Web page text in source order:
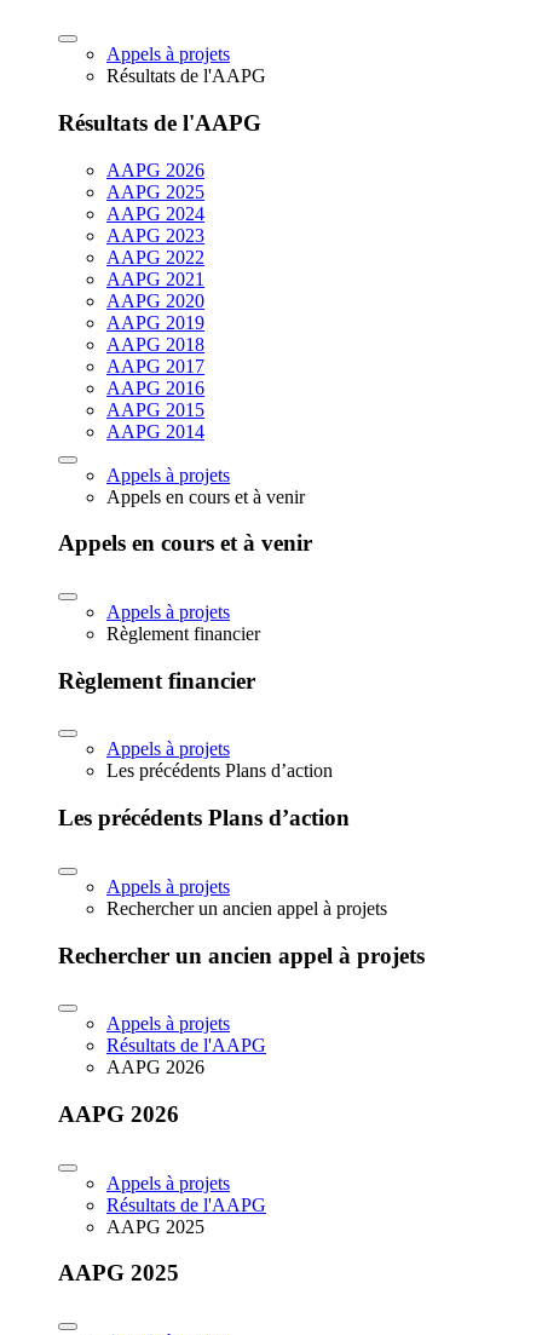
Appels à projets
Résultats de l'AAPG
Résultats de l'AAPG
AAPG 2026
AAPG 2025
AAPG 2024
AAPG 2023
AAPG 2022
AAPG 2021
AAPG 2020
AAPG 2019
AAPG 2018
AAPG 2017
AAPG 2016
AAPG 2015
AAPG 2014
Appels à projets
Appels en cours et à venir
Appels en cours et à venir
Appels à projets
Règlement financier
Règlement financier
Appels à projets
Les précédents Plans d’action
Les précédents Plans d’action
Appels à projets
Rechercher un ancien appel à projets
Rechercher un ancien appel à projets
Appels à projets
Résultats de l'AAPG
AAPG 2026
AAPG 2026
Appels à projets
Résultats de l'AAPG
AAPG 2025
AAPG 2025